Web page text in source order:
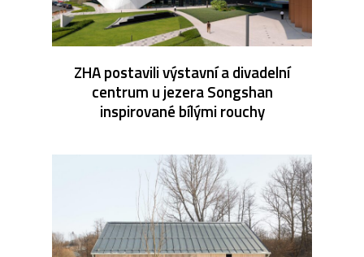
ZHA postavili výstavní a divadelní
centrum u jezera Songshan
inspirované bílými rouchy